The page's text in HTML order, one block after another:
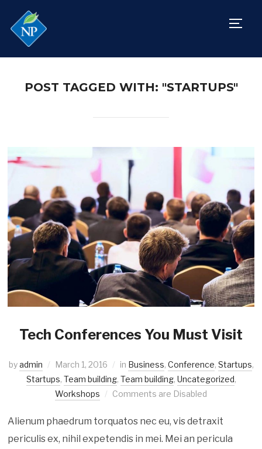
POST TAGGED WITH: "STARTUPS"
Tech Conferences You Must Visit
byadmin March 1, 2016 in Business, Conference, Startups,
Startups, Team building, Team building, Uncategorized,
Workshops
Comments are Disabled
Alienum phaedrum torquatos nec eu, vis detraxit
periculis ex, nihil expetendis in mei. Mei an pericula